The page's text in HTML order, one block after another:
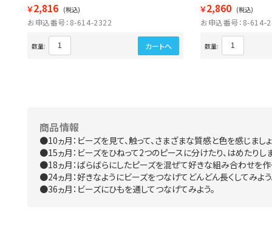
￥2,816 (税込)
お申込番号：8-614-2322
数量: カートへ
￥2,860 (税込)
お申込番号：8-614-
数量:
商品情報
●10ヵ月：ビーズを見て、触って、さまざまな質感と色を感じましょ
●15ヵ月：ビーズをひねって2つのピースに分けたり、はめたりしま
●18ヵ月：ばらばらにしたピーズを混ぜて好きな組み合わせを作
●24ヵ月：好きなようにビーズをつなげてどんどん長くしてみよう
●36ヵ月：ビーズにひもを通してつなげてみよう。